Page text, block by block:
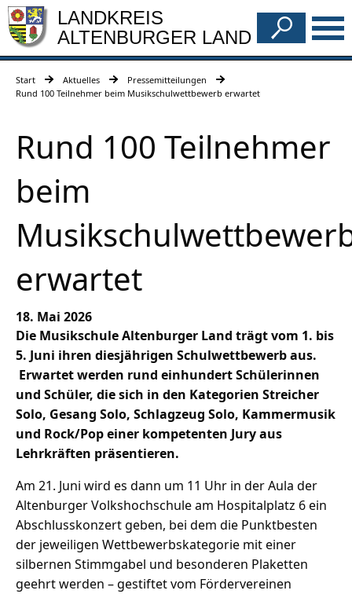
LANDKREIS
ALTENBURGER LAND
Start Aktuelles
Pressemitteilungen
Rund 100 Teilnehmer beim Musikschulwettbewerb erwartet
Rund 100 Teilnehmer
beim
erwartet
18. Mai 2026
Die Musikschule Altenburger Land trägt vom 1. bis
5. Juni ihren diesjährigen Schulwettbewerb aus.
Erwartet werden rund einhundert Schülerinnen
und Schüler, die sich in den Kategorien Streicher
Solo, Gesang Solo, Schlagzeug Solo, Kammermusik
und Rock/Pop einer kompetenten Jury aus
Lehrkräften präsentieren.
Am 21. Juni wird es dann um 11 Uhr in der Aula der
Altenburger Volkshochschule am Hospitalplatz 6 ein
Abschlusskonzert geben, bei dem die Punktbesten
der jeweiligen Wettbewerbskategorie mit einer
silbernen Stimmgabel und besonderen Plaketten
geehrt werden – gestiftet vom Fördervereinen